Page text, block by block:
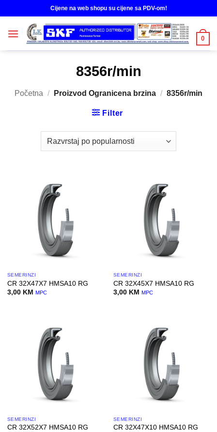
to
content
Cijene na web shopu su cijene sa PDV-om!
0
8356r/min
Početna / Proizvod Ogranicena brzina / 8356r/min
Filter
SEMERINZI
CR 32X47X7 HMSA10 RG
3,00 KM MPC
SEMERINZI
CR 32X45X7 HMSA10 RG
3,00 KM MPC
SEMERINZI
CR 32X52X7 HMSA10 RG
SEMERINZI
CR 32X47X10 HMSA10 RG